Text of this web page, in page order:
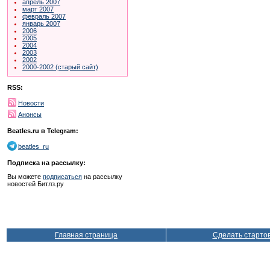
апрель 2007
март 2007
февраль 2007
январь 2007
2006
2005
2004
2003
2002
2000-2002 (старый сайт)
RSS:
Новости
Анонсы
Beatles.ru в Telegram:
beatles_ru
Подписка на рассылку:
Вы можете подписаться на рассылку
новостей Битлз.ру
Главная страница Сделать